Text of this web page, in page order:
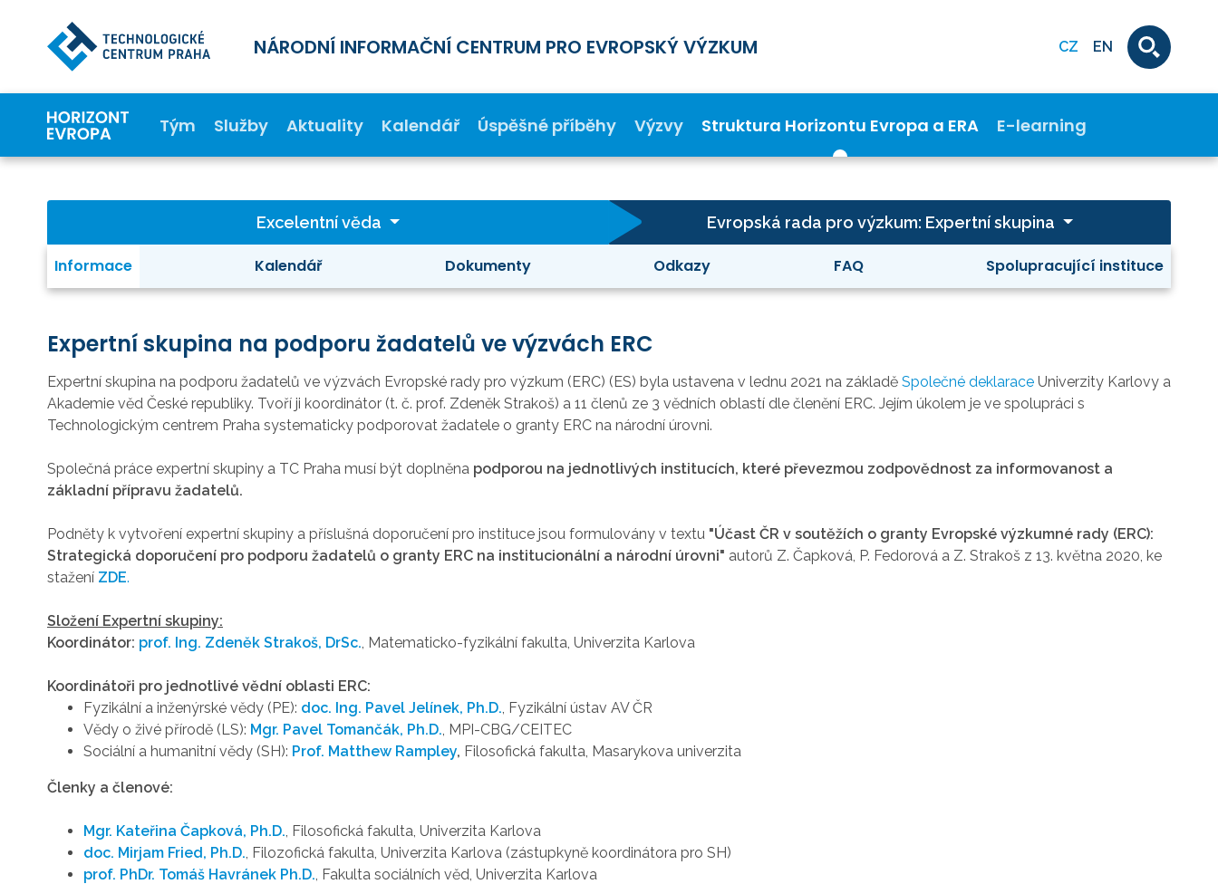
NÁRODNÍ INFORMAČNÍ CENTRUM PRO EVROPSKÝ VÝZKUM CZ EN
Tým Služby Aktuality Kalendář Úspěšné příběhy Výzvy Struktura Horizontu Evropa a ERA E-learning
Excelentní věda Evropská rada pro výzkum: Expertní skupina
Informace Kalendář Dokumenty Odkazy FAQ Spolupracující instituce
Expertní skupina na podporu žadatelů ve výzvách ERC
Expertní skupina na podporu žadatelů ve výzvách Evropské rady pro výzkum (ERC) (ES) byla ustavena v lednu 2021 na základě Společné deklarace Univerzity Karlovy a
Akademie věd České republiky. Tvoří ji koordinátor (t. č. prof. Zdeněk Strakoš) a 11 členů ze 3 vědních oblastí dle členění ERC. Jejím úkolem je ve spolupráci s
Technologickým centrem Praha systematicky podporovat žadatele o granty ERC na národní úrovni.
Společná práce expertní skupiny a TC Praha musí být doplněna podporou na jednotlivých institucích, které převezmou zodpovědnost za informovanost a
základní přípravu žadatelů.
Podněty k vytvoření expertní skupiny a příslušná doporučení pro instituce jsou formulovány v textu "Účast ČR v soutěžích o granty Evropské výzkumné rady (ERC):
Strategická doporučení pro podporu žadatelů o granty ERC na institucionální a národní úrovni" autorů Z. Čapková, P. Fedorová a Z. Strakoš z 13. května 2020, ke
stažení ZDE.
Složení Expertní skupiny:
Koordinátor: prof. Ing. Zdeněk Strakoš, DrSc. , Matematicko-fyzikální fakulta, Univerzita Karlova
Koordinátoři pro jednotlivé vědní oblasti ERC:
Fyzikální a inženýrské vědy (PE): doc. Ing. Pavel Jelínek, Ph.D. , Fyzikální ústav AV ČR
Vědy o živé přírodě (LS): Mgr. Pavel Tomančák, Ph.D. MPI-CBG/CEITEC
Sociální a humanitní vědy (SH): Prof. Matthew Rampley, Filosofická fakulta, Masarykova univerzita
Členky a členové:
Mgr. Kateřina Čapková, Ph.D. , Filosofická fakulta, Univerzita Karlova
doc. Mirjam Fried, Ph.D. , Filozofická fakulta, Univerzita Karlova (zástupkyně koordinátora pro SH)
prof. PhDr. Tomáš Havránek Ph.D. , Fakulta sociálních věd, Univerzita Karlova